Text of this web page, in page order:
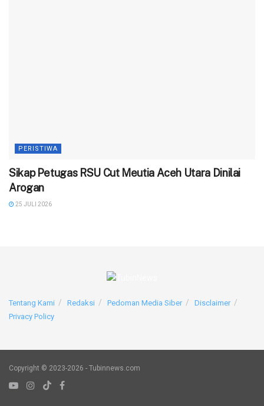
PERISTIWA
‎Sikap Petugas RSU Cut Meutia Aceh Utara Dinilai
Arogan
25 JULI 2026
Tentang Kami Redaksi Pedoman Media Siber
Disclaimer
Privacy Policy
Copyright © 2023-2026 - Tubinnews.com